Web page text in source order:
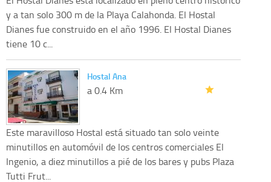
y a tan solo 300 m de la Playa Calahonda. El Hostal
Dianes fue construido en el año 1996. El Hostal Dianes
tiene 10 c...
Hostal Ana
a 0.4 Km
Este maravilloso Hostal está situado tan solo veinte
minutillos en automóvil de los centros comerciales El
Ingenio, a diez minutillos a pié de los bares y pubs Plaza
Tutti Frut...